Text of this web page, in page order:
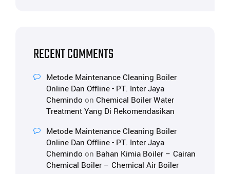
RECENT COMMENTS
Metode Maintenance Cleaning Boiler
Online Dan Offline - PT. Inter Jaya
Chemindo on Chemical Boiler Water
Treatment Yang Di Rekomendasikan
Metode Maintenance Cleaning Boiler
Online Dan Offline - PT. Inter Jaya
Chemindo on Bahan Kimia Boiler – Cairan
Chemical Boiler – Chemical Air Boiler